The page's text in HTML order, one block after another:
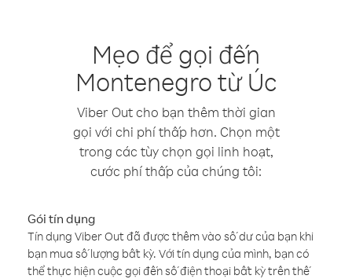
Mẹo để gọi đến
Montenegro từ Úc
Viber Out cho bạn thêm thời gian
gọi với chi phí thấp hơn. Chọn một
trong các tùy chọn gọi linh hoạt,
cước phí thấp của chúng tôi:
Gói tín dụng
Tín dụng Viber Out đã được thêm vào số dư của bạn khi
bạn mua số lượng bất kỳ. Với tín dụng của mình, bạn có
thể thực hiện cuộc gọi đến số điện thoại bất kỳ trên thế